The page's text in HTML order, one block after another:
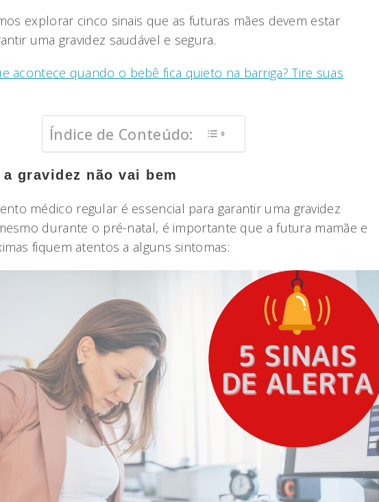
explorar cinco sinais que as futuras mães devem estar
uma gravidez saudável e segura.
acontece quando o bebê fica quieto na barriga? Tire suas
Índice de Conteúdo:
gravidez não vai bem
médico regular é essencial para garantir uma gravidez
durante o pré-natal, é importante que a futura mamãe e
fiquem atentos a alguns sintomas: